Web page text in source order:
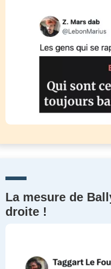
La mesure de
droite !